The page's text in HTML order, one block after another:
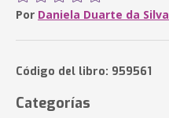
Por Daniela Duarte da Silva
Código del libro: 959561
Categorías